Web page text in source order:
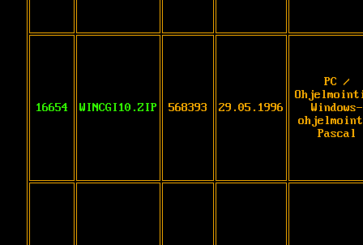
16654 WINCGI10.ZIP 568393 29.05.1996
PC /
Windows-
Pascal